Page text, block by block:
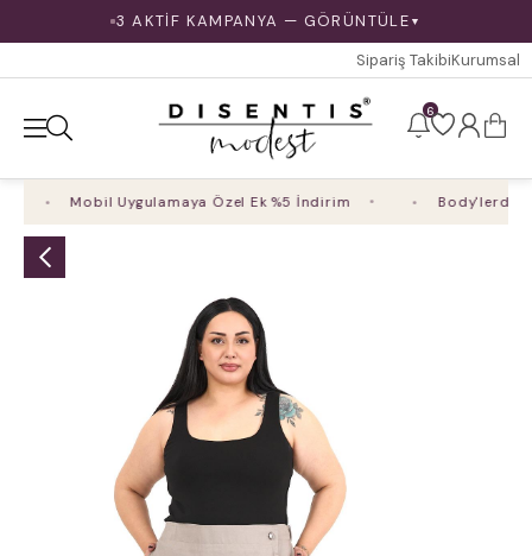
3 AKTİF KAMPANYA — GÖRÜNTÜLE ▼
Sipariş TakibiKurumsal
6
Mobil Uygulamaya Özel Ek %5 İndirim Body'lerde 4